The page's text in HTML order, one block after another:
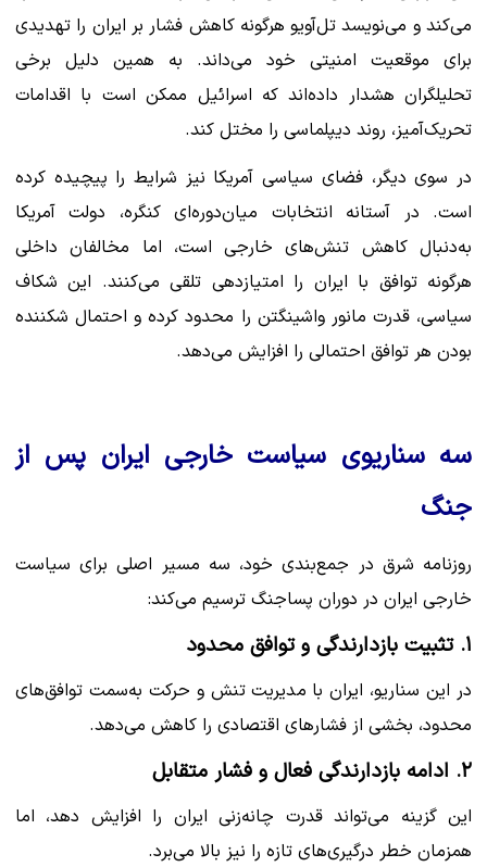
می‌کند و می‌نویسد تل‌آویو هرگونه کاهش فشار بر ایران را تهدیدی
برای موقعیت امنیتی خود می‌داند. به همین دلیل برخی
تحلیلگران هشدار داده‌اند که اسرائیل ممکن است با اقدامات
تحریک‌آمیز، روند دیپلماسی را مختل کند.
در سوی دیگر، فضای سیاسی آمریکا نیز شرایط را پیچیده کرده
است. در آستانه انتخابات میان‌دوره‌ای کنگره، دولت آمریکا
به‌دنبال کاهش تنش‌های خارجی است، اما مخالفان داخلی
هرگونه توافق با ایران را امتیازدهی تلقی می‌کنند. این شکاف
سیاسی، قدرت مانور واشینگتن را محدود کرده و احتمال شکننده
بودن هر توافق احتمالی را افزایش می‌دهد.
سه سناریوی سیاست خارجی ایران پس از
جنگ
روزنامه شرق در جمع‌بندی خود، سه مسیر اصلی برای سیاست
خارجی ایران در دوران پساجنگ ترسیم می‌کند:
۱. تثبیت بازدارندگی و توافق محدود
در این سناریو، ایران با مدیریت تنش و حرکت به‌سمت توافق‌های
محدود، بخشی از فشارهای اقتصادی را کاهش می‌دهد.
۲. ادامه بازدارندگی فعال و فشار متقابل
این گزینه می‌تواند قدرت چانه‌زنی ایران را افزایش دهد، اما
همزمان خطر درگیری‌های تازه را نیز بالا می‌برد.